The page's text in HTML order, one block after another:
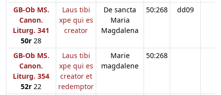
GB-Ob MS.
Canon.
Liturg. 341
50r 28
Laus tibi
xpe qui es
creator
De sancta
Maria
Magdalena
50:268 dd09
GB-Ob MS.
Canon.
Liturg. 354
52r 22
Laus tibi
xpe qui es
creator et
redemptor
Marie
magdalene
50:268